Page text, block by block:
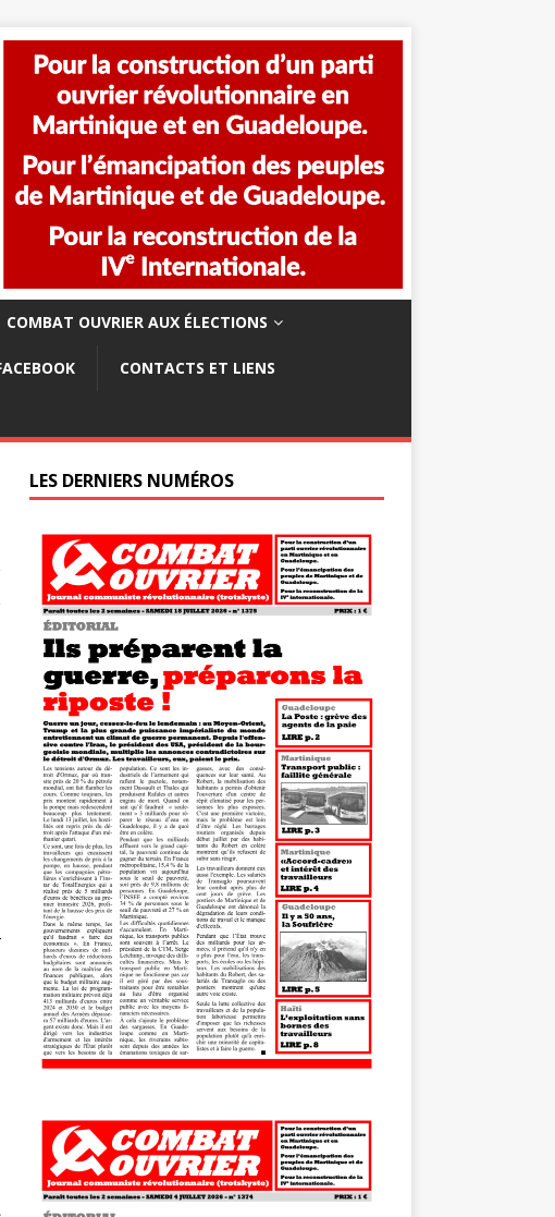
COMBAT OUVRIER AUX ÉLECTIONS
CONTACTS ET LIENS
LES DERNIERS NUMÉROS